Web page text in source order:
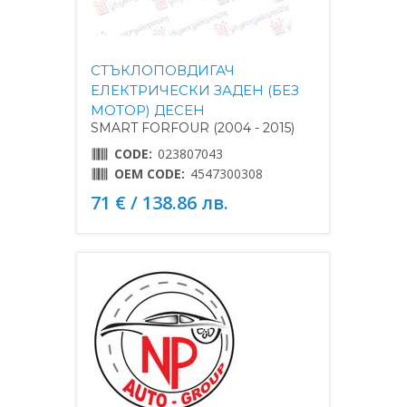
СТЪКЛОПОВДИГАЧ
ЕЛЕКТРИЧЕСКИ ЗАДЕН (БЕЗ
МОТОР) ДЕСЕН
SMART FORFOUR (2004 - 2015)
CODE: 023807043
OEM CODE: 4547300308
71 € / 138.86 лв.